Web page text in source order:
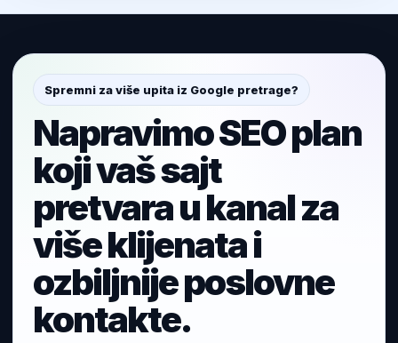
Spremni za više upita iz Google pretrage?
Napravimo SEO plan
koji vaš sajt
pretvara u kanal za
više klijenata i
ozbiljnije poslovne
kontakte.